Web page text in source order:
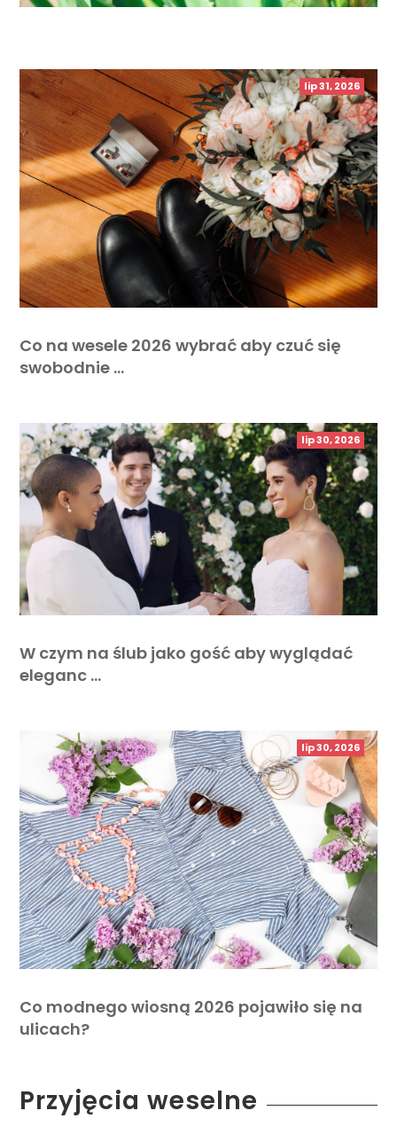
lip 31, 2026
Co na wesele 2026 wybrać aby czuć się
swobodnie …
lip 30, 2026
W czym na ślub jako gość aby wyglądać
eleganc …
lip 30, 2026
Co modnego wiosną 2026 pojawiło się na
ulicach?
Przyjęcia weselne